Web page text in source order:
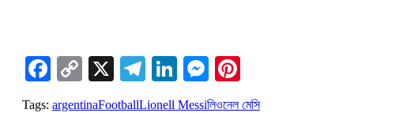
Facebook
Copy
Link
X Telegram
LinkedIn
Messenger
Tags: argentinaFootballLionell Messiলিওনেল মেসি